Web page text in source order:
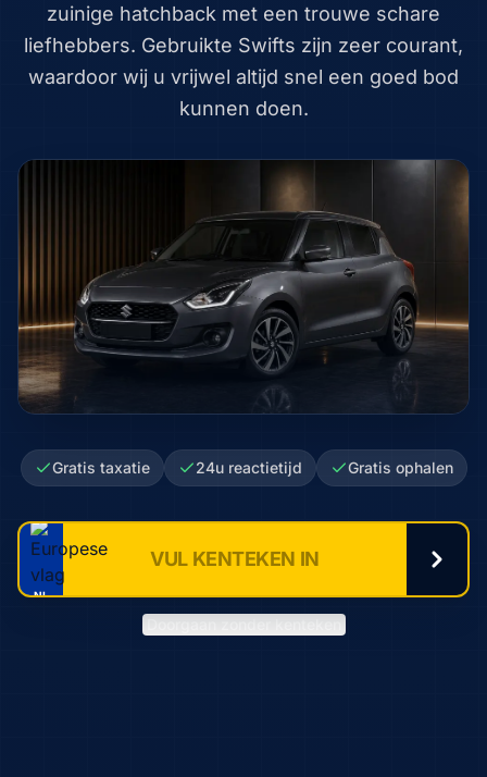
zuinige hatchback met een trouwe schare
liefhebbers. Gebruikte Swifts zijn zeer courant,
waardoor wij u vrijwel altijd snel een goed bod
kunnen doen.
Gratis taxatie 24u reactietijd Gratis ophalen
NL